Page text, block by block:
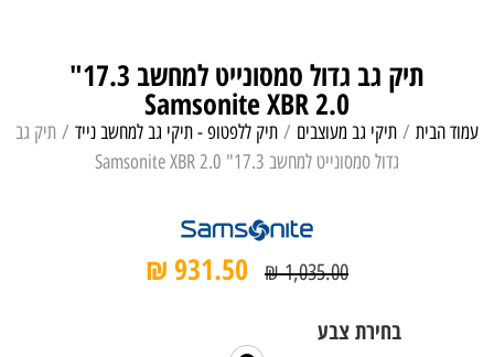
תיק גב גדול סמסונייט למחשב 17.3"
Samsonite XBR 2.0
עמוד הבית / תיקי גב מעוצבים / תיק ללפטופ - תיקי גב למחשב נייד / תיק גב
גדול סמסונייט למחשב 17.3" Samsonite XBR 2.0
₪1,035.00
₪931.50